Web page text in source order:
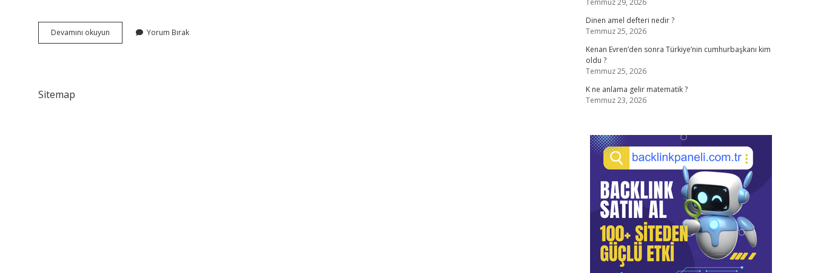
Devamını okuyun
Asimetrisi
Yorum Bırak
Sitemap
Temmuz 29, 2026
Dinen amel defteri nedir ?
Temmuz 25, 2026
Kenan Evren’den sonra Türkiye’nin cumhurbaşkanı kim
oldu ?
Temmuz 25, 2026
K ne anlama gelir matematik ?
Temmuz 23, 2026